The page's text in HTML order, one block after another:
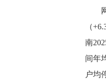
网
（
南
间年
户均